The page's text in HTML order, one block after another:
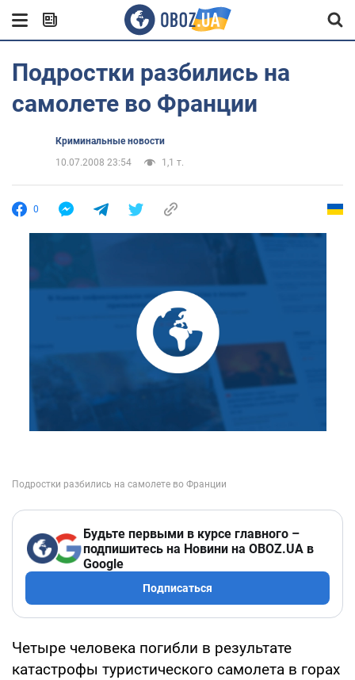
Подростки разбились на
самолете во Франции
Криминальные новости
10.07.2008 23:54
1,1 т.
0
Будьте первыми в курсе главного –
подпишитесь на Новини на OBOZ.UA в
Google
Подписаться
Четыре человека погибли в результате
катастрофы туристического самолета в горах